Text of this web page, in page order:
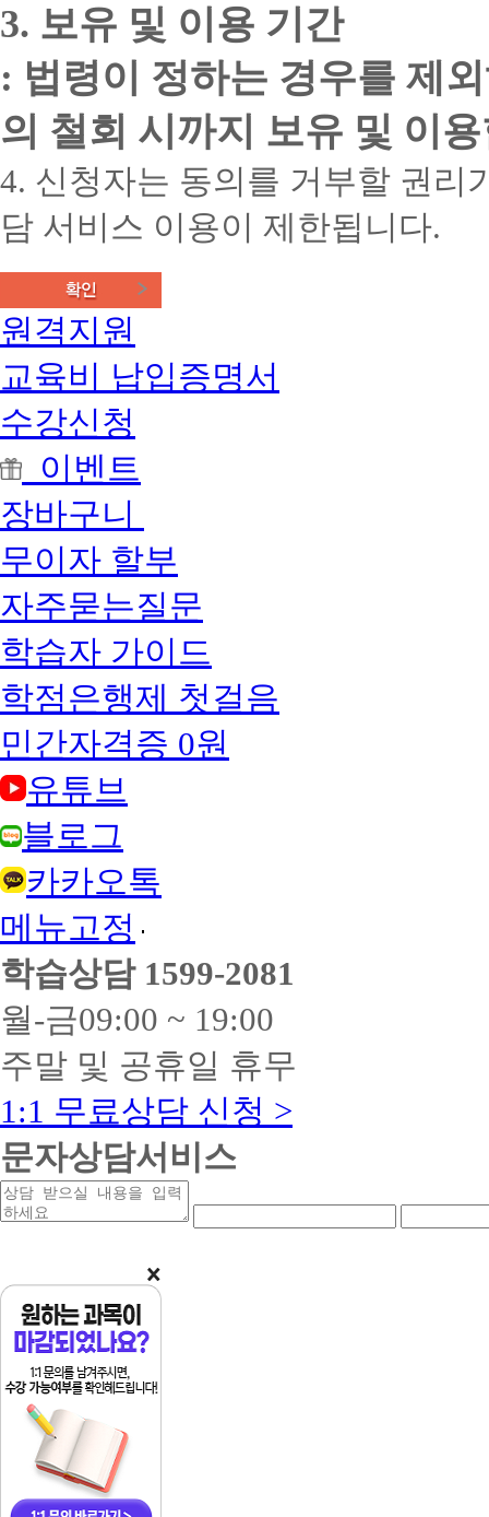
3. 보유 및 이용 기간
: 법령이 정하는 경우를 제
의 철회 시까지 보유 및 이
4. 신청자는 동의를 거부할 권리
담 서비스 이용이 제한됩니다.
원격지원
교육비 납입증명서
수강신청
이벤트
장바구니
무이자 할부
자주묻는질문
학습자 가이드
학점은행제 첫걸음
민간자격증 0원
유튜브
블로그
카카오톡
메뉴고정
학습상담 1599-2081
월-금09:00 ~ 19:00
주말 및 공휴일 휴무
1:1 무료상담 신청 >
문자상담서비스
상
담
용
락
처
락
처